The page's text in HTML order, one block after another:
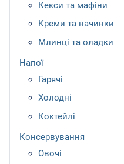
Кекси та мафіни
Креми та начинки
Млинці та оладки
Напої
Гарячі
Холодні
Коктейлі
Консервування
Овочі